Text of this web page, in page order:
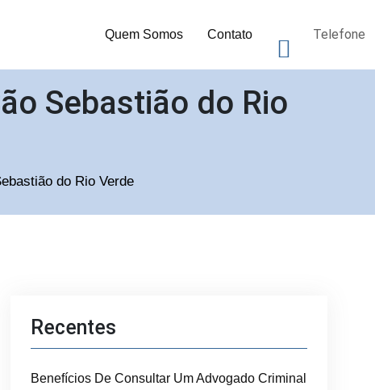
Quem Somos Contato Telefone
Sebastião do Rio
do Rio Verde
Recentes
Benefícios De Consultar Um Advogado Criminal